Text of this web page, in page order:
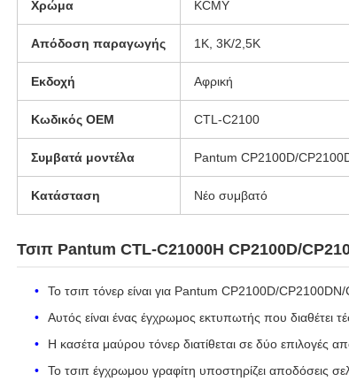
Χρώμα KCMY
Απόδοση παραγωγής 1Κ, 3Κ/2,5Κ
Εκδοχή Αφρική
Κωδικός OEM CTL-C2100
Συμβατά μοντέλα Pantum CP2100D/
Κατάσταση Νέο συμβατό
Τσιπ Pantum CTL-C21000H CP2100D/
Το τσιπ τόνερ είναι για Pantum CP2100D/
Αυτός είναι ένας έγχρωμος εκτυπωτής που διαθέτει
Η κασέτα μαύρου τόνερ διατίθεται σε δύο επιλογές
Το τσιπ έγχρωμου γραφίτη υποστηρίζει αποδόσεις